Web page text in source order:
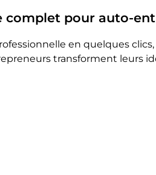
complet pour auto-
en quelques
transforment leurs